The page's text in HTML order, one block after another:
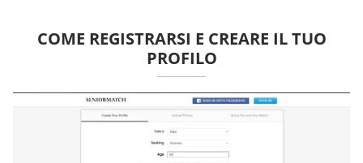
COME REGISTRARSI E CREARE IL TUO
PROFILO